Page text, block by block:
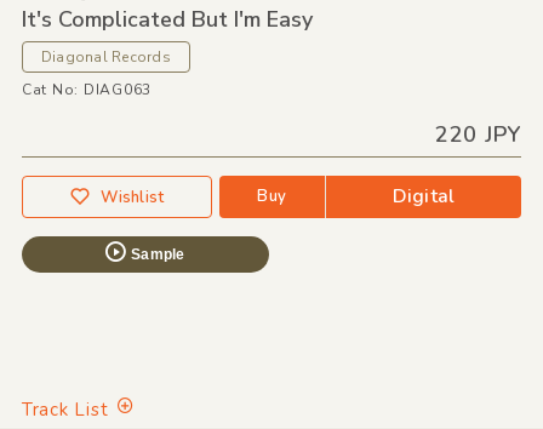
It's Complicated But I'm Easy
Diagonal Records
Cat No: DIAG063
220 JPY
Wishlist Buy Digital
Sample
Track List